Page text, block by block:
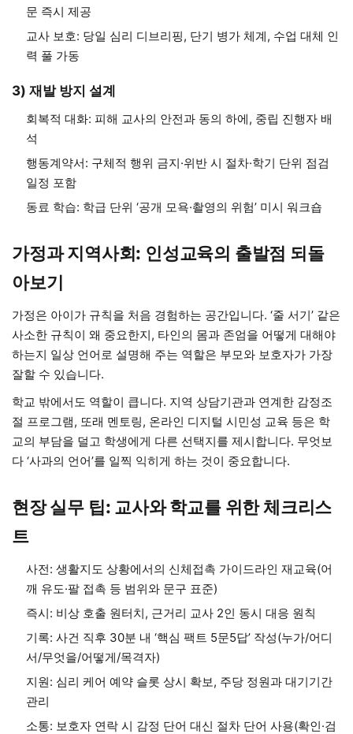
문 즉시 제공
교사 보호: 당일 심리 디브리핑, 단기 병가 체계, 수업 대체 인
력 풀 가동
3) 재발 방지 설계
회복적 대화: 피해 교사의 안전과 동의 하에, 중립 진행자 배
석
행동계약서: 구체적 행위 금지·위반 시 절차·학기 단위 점검
일정 포함
동료 학습: 학급 단위 ‘공개 모욕·촬영의 위험’ 미시 워크숍
가정과 지역사회: 인성교육의 출발점 되돌
아보기
가정은 아이가 규칙을 처음 경험하는 공간입니다. ‘줄 서기’ 같은
사소한 규칙이 왜 중요한지, 타인의 몸과 존엄을 어떻게 대해야
하는지 일상 언어로 설명해 주는 역할은 부모와 보호자가 가장
잘할 수 있습니다.
학교 밖에서도 역할이 큽니다. 지역 상담기관과 연계한 감정조
절 프로그램, 또래 멘토링, 온라인 디지털 시민성 교육 등은 학
교의 부담을 덜고 학생에게 다른 선택지를 제시합니다. 무엇보
다 ‘사과의 언어’를 일찍 익히게 하는 것이 중요합니다.
현장 실무 팁: 교사와 학교를 위한 체크리스
트
사전: 생활지도 상황에서의 신체접촉 가이드라인 재교육(어
깨 유도·팔 접촉 등 범위와 문구 표준)
즉시: 비상 호출 원터치, 근거리 교사 2인 동시 대응 원칙
기록: 사건 직후 30분 내 ‘핵심 팩트 5문5답’ 작성(누가/어디
서/무엇을/어떻게/목격자)
지원: 심리 케어 예약 슬롯 상시 확보, 주당 정원과 대기기간
관리
소통: 보호자 연락 시 감정 단어 대신 절차 단어 사용(확인·검